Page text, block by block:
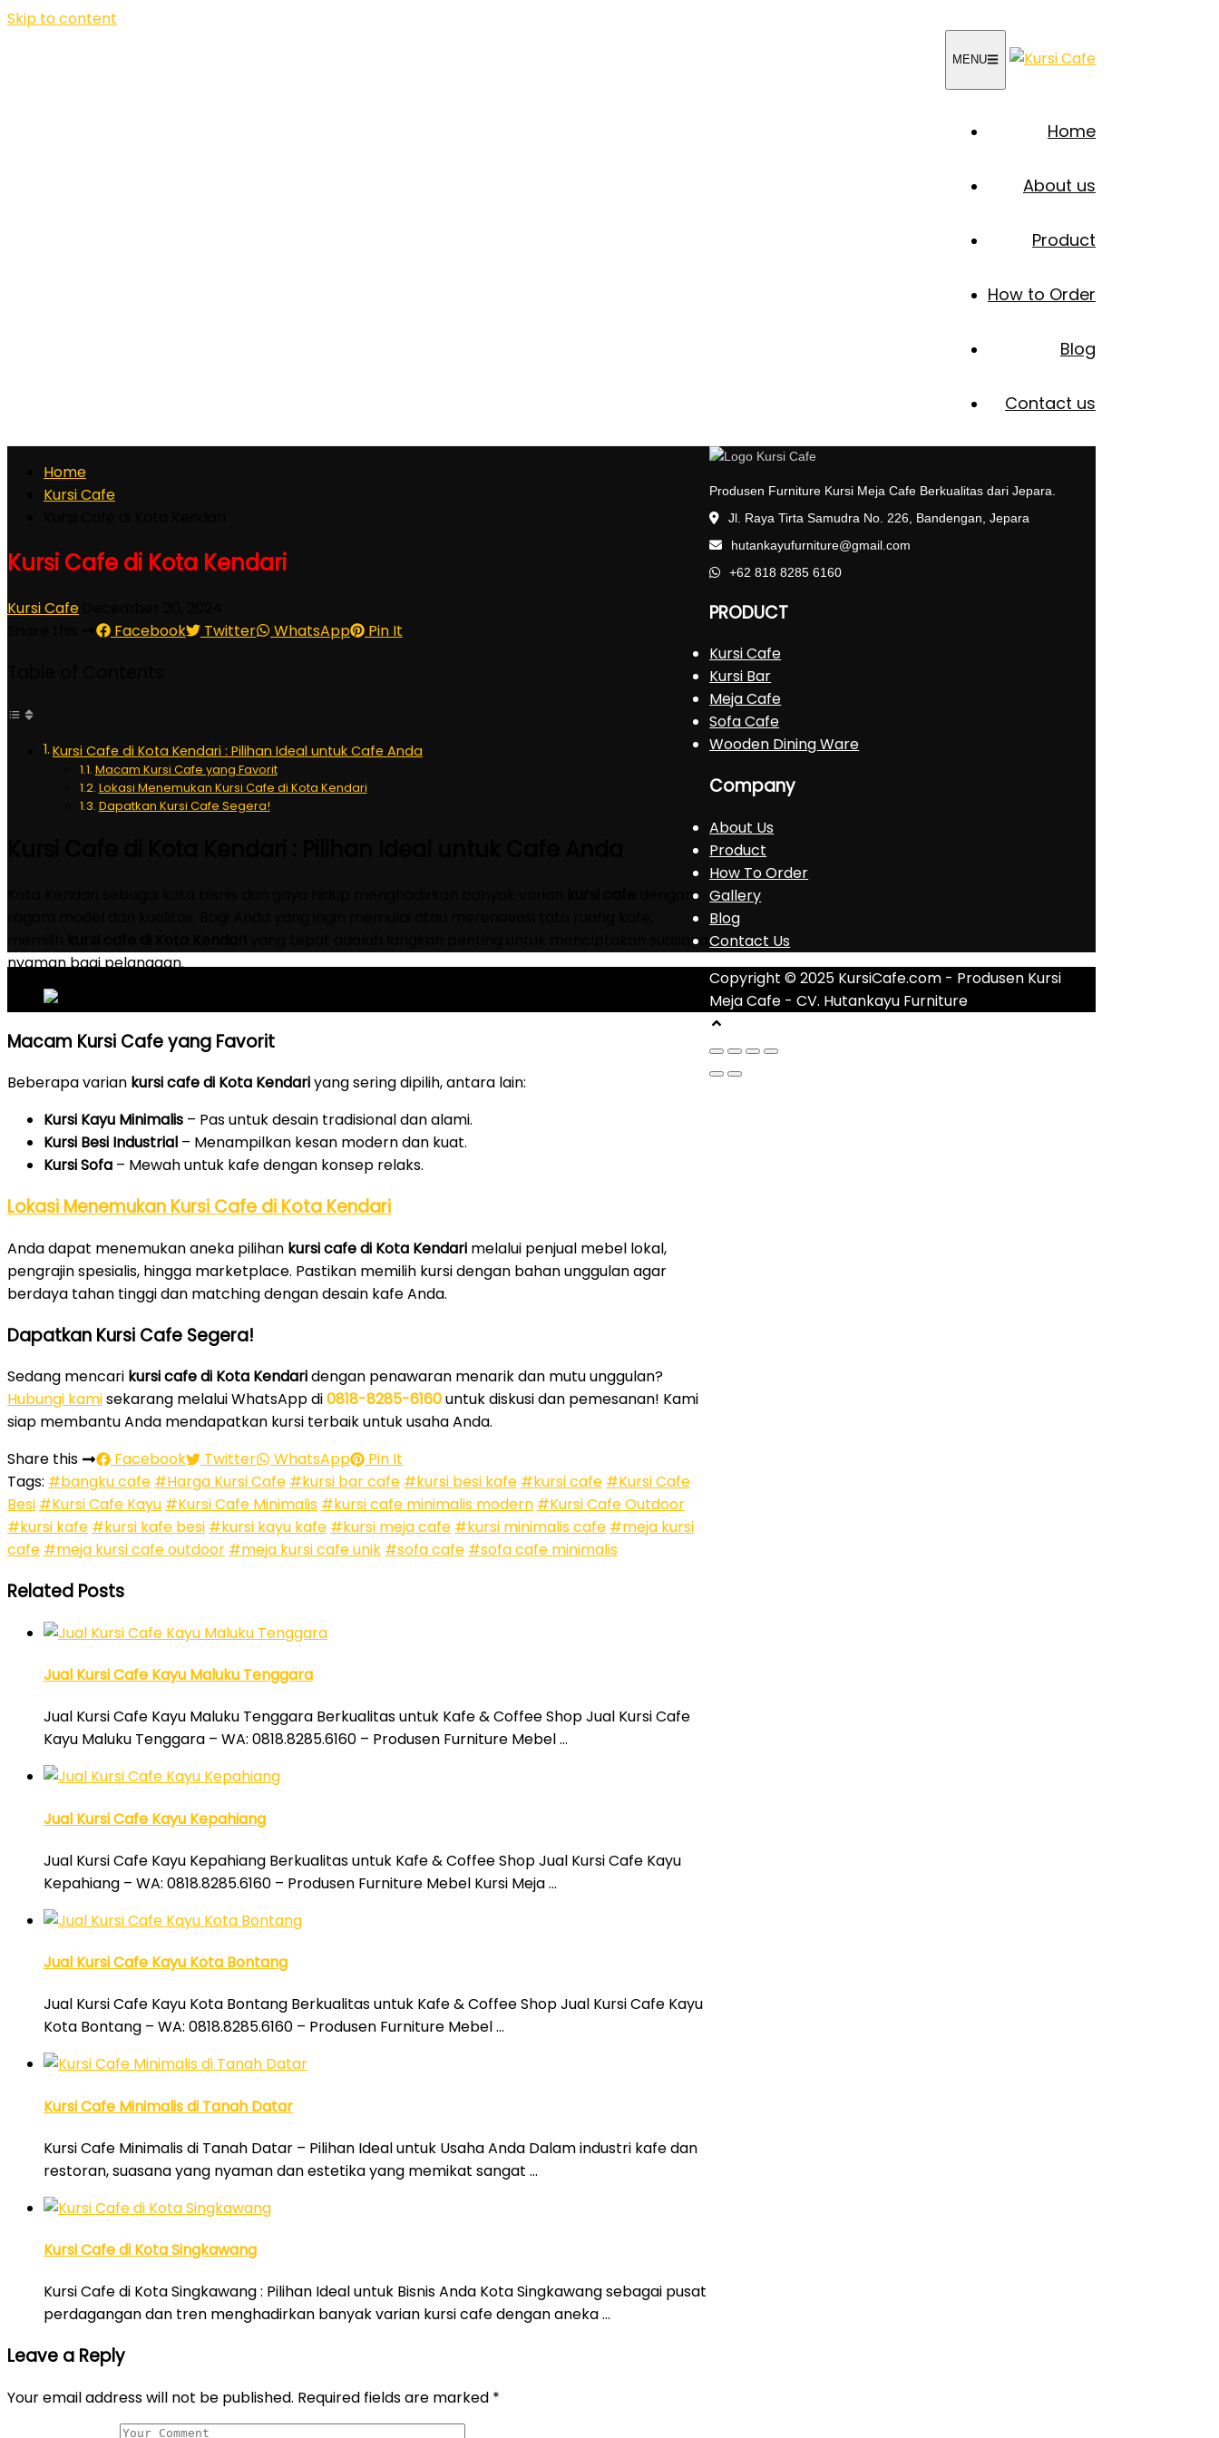
Skip to content
MENU
Home
About us
Product
How to Order
Blog
Contact us
Home
Kursi Cafe
Kursi Cafe di Kota Kendari
Kursi Cafe
Facebook Twitter WhatsApp Pin It
Kursi Cafe di Kota Kendari : Pilihan Ideal untuk Cafe Anda
Macam Kursi Cafe yang Favorit
Lokasi Menemukan Kursi Cafe di Kota Kendari
Dapatkan Kursi Cafe Segera!
dengan
yang tepat adalah langkah penting untuk menciptakan suasana
nyaman bagi pelanggan.
Macam Kursi Cafe yang Favorit
Beberapa varian kursi cafe di Kota Kendariyang sering dipilih, antara lain:
Kursi Kayu Minimalis – Pas untuk desain tradisional dan alami.
Kursi Besi Industrial – Menampilkan kesan modern dan kuat.
Kursi Sofa – Mewah untuk kafe dengan konsep relaks.
Lokasi Menemukan Kursi Cafe di Kota Kendari
Anda dapat menemukan aneka pilihan kursi cafe di Kota Kendari melalui penjual mebel lokal,
pengrajin spesialis, hingga marketplace. Pastikan memilih kursi dengan bahan unggulan agar
berdaya tahan tinggi dan matching dengan desain kafe Anda.
Dapatkan Kursi Cafe Segera!
Sedang mencari kursi cafe di Kota Kendaridengan penawaran menarik dan mutu unggulan?
Hubungi kamisekarang melalui WhatsApp di0818-8285-6160untuk diskusi dan pemesanan! Kami
siap membantu Anda mendapatkan kursi terbaik untuk usaha Anda.
Share this
Facebook Twitter WhatsApp
Pin It
Tags: #bangku cafe #Harga Kursi Cafe #kursi bar cafe #kursi besi kafe #kursi cafe #Kursi Cafe
Besi #Kursi Cafe Kayu #Kursi Cafe Minimalis #kursi cafe minimalis modern #Kursi Cafe Outdoor
#kursi kafe #kursi kafe besi #kursi kayu kafe #kursi meja cafe #kursi minimalis cafe #meja kursi
cafe #meja kursi cafe outdoor #meja kursi cafe unik #sofa cafe #sofa cafe minimalis
Related Posts
Jual Kursi Cafe Kayu Maluku Tenggara
Jual Kursi Cafe Kayu Maluku Tenggara Berkualitas untuk Kafe & Coffee Shop Jual Kursi Cafe
Kayu Maluku Tenggara – WA: 0818.8285.6160 – Produsen Furniture Mebel …
Jual Kursi Cafe Kayu Kepahiang
Jual Kursi Cafe Kayu Kepahiang Berkualitas untuk Kafe & Coffee Shop Jual Kursi Cafe Kayu
Kepahiang – WA: 0818.8285.6160 – Produsen Furniture Mebel Kursi Meja …
Jual Kursi Cafe Kayu Kota Bontang
Jual Kursi Cafe Kayu Kota Bontang Berkualitas untuk Kafe & Coffee Shop Jual Kursi Cafe Kayu
Kota Bontang – WA: 0818.8285.6160 – Produsen Furniture Mebel …
Kursi Cafe Minimalis di Tanah Datar
Kursi Cafe Minimalis di Tanah Datar – Pilihan Ideal untuk Usaha Anda Dalam industri kafe dan
restoran, suasana yang nyaman dan estetika yang memikat sangat …
Kursi Cafe di Kota Singkawang
Kursi Cafe di Kota Singkawang : Pilihan Ideal untuk Bisnis Anda Kota Singkawang sebagai pusat
perdagangan dan tren menghadirkan banyak varian kursi cafe dengan aneka …
Leave a Reply
Your email address will not be published. Required fields are marked *
Produsen Furniture Kursi Meja Cafe Berkualitas dari Jepara.
Jl. Raya Tirta Samudra No. 226, Bandengan, Jepara
hutankayufurniture@gmail.com
+62 818 8285 6160
PRODUCT
Kursi Cafe
Kursi Bar
Meja Cafe
Sofa Cafe
Wooden Dining Ware
Company
About Us
Product
How To Order
Gallery
Blog
Contact Us
Copyright © 2025 KursiCafe.com - Produsen Kursi
Meja Cafe - CV. Hutankayu Furniture